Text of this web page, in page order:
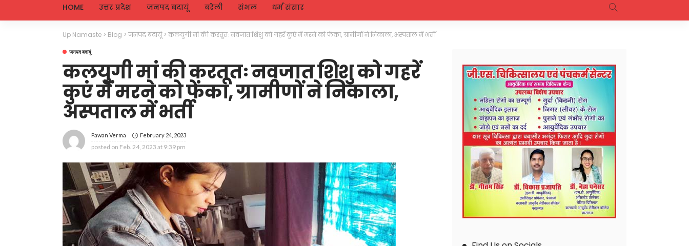
HOME उत्तर प्रदेश जनपद बदायूं बरेली संभल धर्म संसार
Up Namaste > Blog > जनपद बदायूं> कलयुगी मां की करतूतः नवजात शिशु को गहरें कुएं में मरने को फेंका, ग्रामीणों ने निकाला, अस्पताल में भर्ती
जनपद बदायूं
कलयुगी मां की करतूतः नवजात शिशु को गहरें
कुएं में मरने को फेंका, ग्रामीणों ने निकाला,
अस्पताल में भर्ती
Pawan Verma February 24, 2023
posted on Feb. 24, 2023 at 9:39 pm